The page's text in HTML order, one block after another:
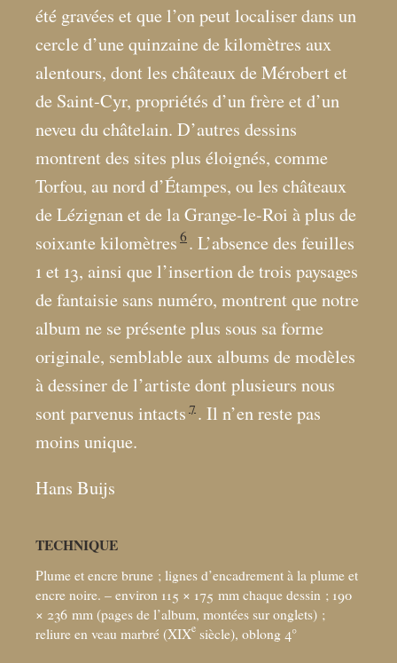
été gravées et que l’on peut localiser dans un
cercle d’une quinzaine de kilomètres aux
alentours, dont les châteaux de Mérobert et
de Saint-Cyr, propriétés d’un frère et d’un
neveu du châtelain. D’autres dessins
montrent des sites plus éloignés, comme
Torfou, au nord d’Étampes, ou les châteaux
de Lézignan et de la Grange-le-Roi à plus de
soixante kilomètres 6 . L’absence des feuilles
1 et 13, ainsi que l’insertion de trois paysages
de fantaisie sans numéro, montrent que notre
album ne se présente plus sous sa forme
originale, semblable aux albums de modèles
à dessiner de l’artiste dont plusieurs nous
sont parvenus intacts 7 . Il n’en reste pas
moins unique.
Hans Buijs
TECHNIQUE
Plume et encre brune ; lignes d’encadrement à la plume et
encre noire. – environ 115 × 175 mm chaque dessin ; 190
× 236 mm (pages de l’album, montées sur onglets) ;
reliure en veau marbré (XIXe siècle), oblong 4°